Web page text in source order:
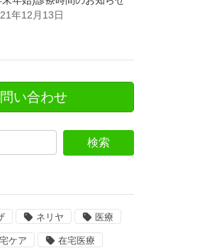
年12月13日
い合わせ
ネリヤ 医療
ケア 在宅医療